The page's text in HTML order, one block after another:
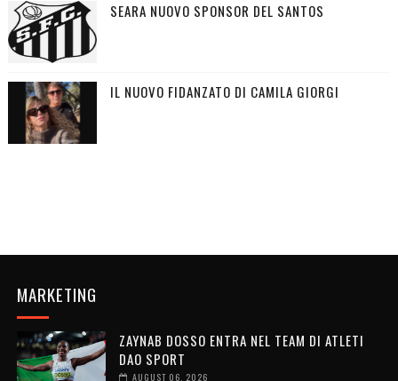
SEARA NUOVO SPONSOR DEL SANTOS
IL NUOVO FIDANZATO DI CAMILA GIORGI
MARKETING
ZAYNAB DOSSO ENTRA NEL TEAM DI ATLETI
DAO SPORT
AUGUST 06, 2026